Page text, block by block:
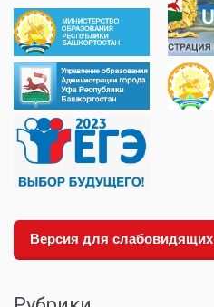
Версия для слабовидящих